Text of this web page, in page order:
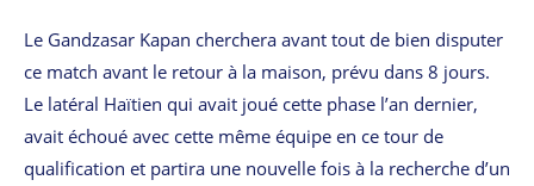
Le Gandzasar Kapan cherchera avant tout de bien disputer
ce match avant le retour à la maison, prévu dans 8 jours.
Le latéral Haïtien qui avait joué cette phase l’an dernier,
avait échoué avec cette même équipe en ce tour de
qualification et partira une nouvelle fois à la recherche d’un